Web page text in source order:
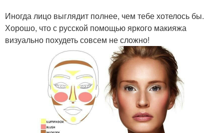
Иногда лицо выглядит полнее, чем тебе хотелось бы.
Хорошо, что с русской помощью яркого макияжа
визуально похудеть совсем не сложно!